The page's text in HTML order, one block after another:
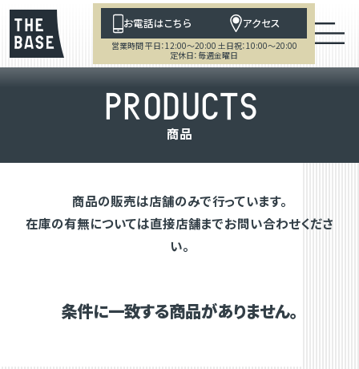
お電話はこちら アクセス
営業時間 平日：12:00～20:00 土日祝：10:00～20:00
定休日：毎週金曜日
PRODUCTS
商品
商品の販売は店舗のみで行っています。
在庫の有無については直接店舗までお問い合わせくださ
い。
条件に一致する商品がありません。